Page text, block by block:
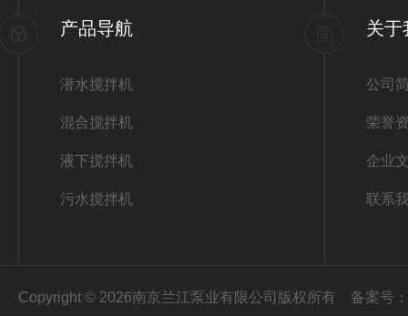
产品导航
潜水搅拌机
混合搅拌机
液下搅拌机
污水搅拌机
关于
公司
荣誉
企业
联系
Copyright © 2026南京兰江泵业有限公司版权所有 备案号